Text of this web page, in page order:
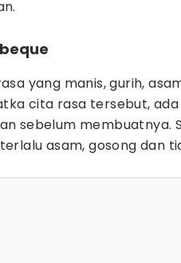
yang manis, gurih,
cita rasa tersebut, ada
sebelum membuatnya.
asam, gosong dan